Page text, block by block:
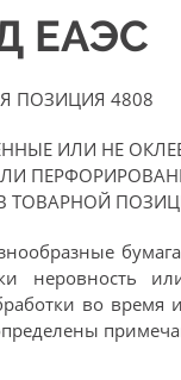
ЕАЭС
ПОЗИЦИЯ 4808
ИЛИ НЕ
ТОВАРНОЙ
неровность
во время